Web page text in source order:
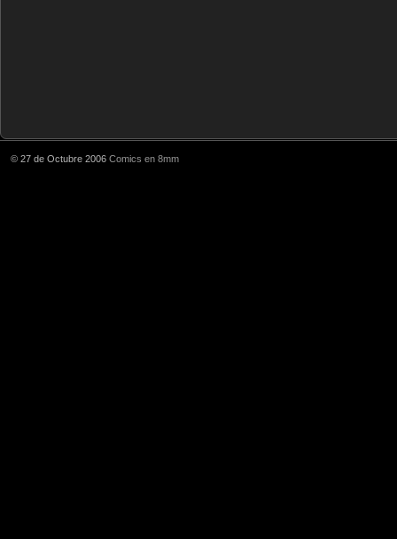
© 27 de Octubre 2006 Comics en 8mm